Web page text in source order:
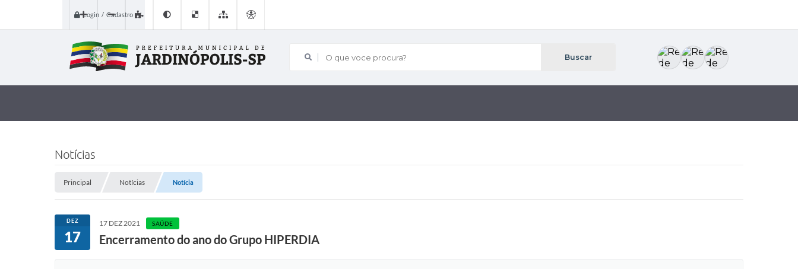
Login / Cadastro
O que voce procura?
Notícias
Principal Notícias Notícia
DEZ
17
17 DEZ 2021 SAÚDE
Encerramento do ano do Grupo HIPERDIA